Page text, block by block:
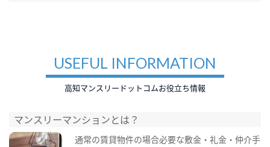
USEFUL INFORMATION
高知マンスリードットコムお役立ち情報
マンスリーマンションとは？
通常の賃貸物件の場合必要な敷金・礼金・仲介手